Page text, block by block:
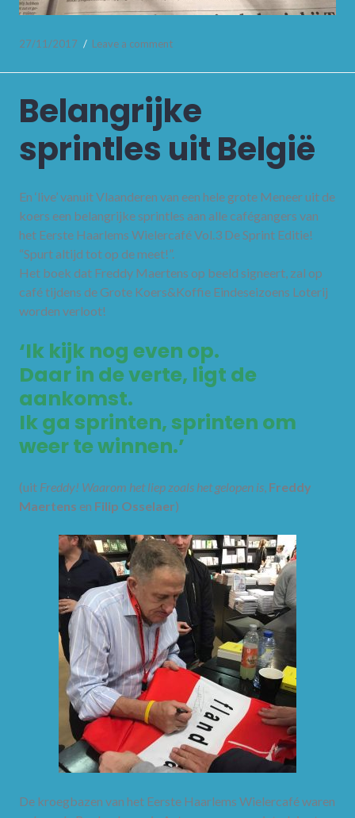
27/11/2017 Leave a comment
Belangrijke
sprintles uit België
En ‘live’ vanuit Vlaanderen van een hele grote Meneer uit de
koers een belangrijke sprintles aan alle cafégangers van
het Eerste Haarlems Wielercafé Vol.3 De Sprint Editie!
“Spurt altijd tot op de meet!”.
Het boek dat Freddy Maertens op beeld signeert, zal op
café tijdens de Grote Koers&Koffie Eindeseizoens Loterij
worden verloot!
‘Ik kijk nog even op.
Daar in de verte, ligt de
aankomst.
Ik ga sprinten, sprinten om
weer te winnen.’
(uit Freddy! Waarom het liep zoals het gelopen is, Freddy
Maertens en Filip Osselaer)
De kroegbazen van het Eerste Haarlems Wielercafé waren